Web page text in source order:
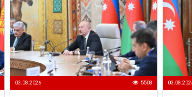
03.08.2026 5508